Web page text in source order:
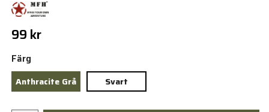
99 kr
Färg
Anthracite Grå Svart